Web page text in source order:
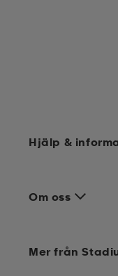
Hjälp &
Om oss
Mer från